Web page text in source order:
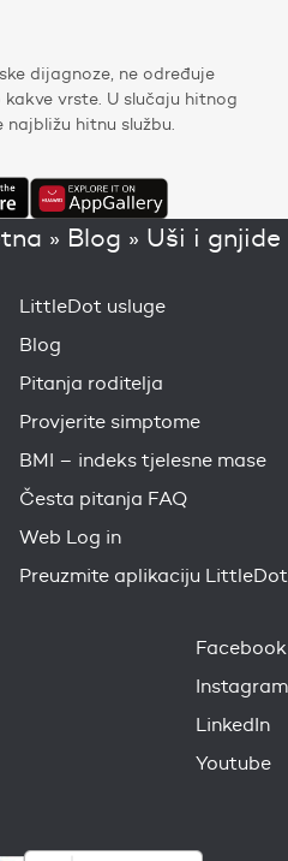
dijagnoze, ne određuje
vrste. U slučaju hitnog
hitnu službu.
» Blog » Uši i gnjide
LittleDot usluge
Blog
Pitanja roditelja
Provjerite simptome
BMI – indeks tjelesne mase
Česta pitanja FAQ
Web Log in
Preuzmite aplikaciju LittleDot
Facebook
Instagram
LinkedIn
Youtube